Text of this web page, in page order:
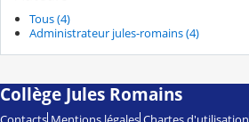
Tous (4)
Administrateur jules-romains (4)
Collège Jules Romains